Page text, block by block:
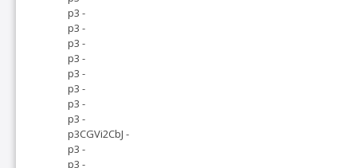
p3 -
p3 -
p3 -
p3 -
p3 -
p3 -
p3 -
p3 -
p3CGVi2CbJ -
p3 -
p3 -